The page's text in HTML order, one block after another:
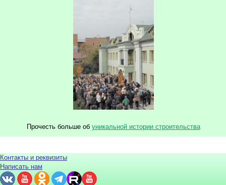
Прочесть больше об уникальной истории строительства
Контакты и реквизиты
Написать нам